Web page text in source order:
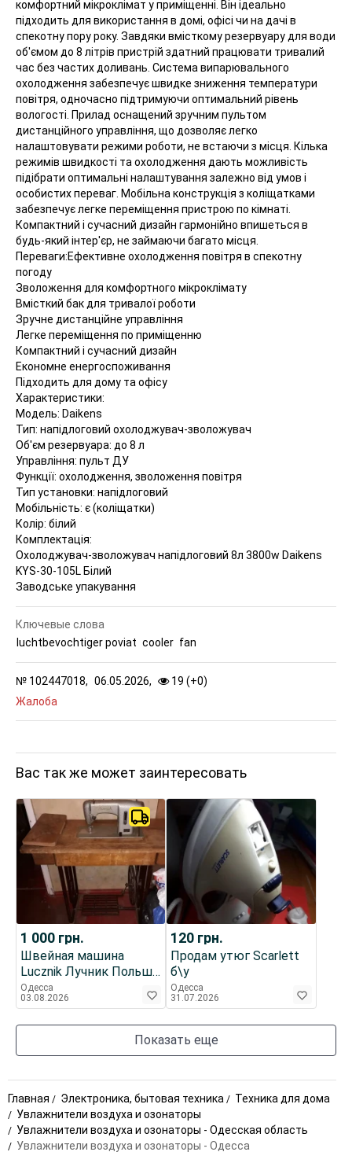
комфортний мікроклімат у приміщенні. Він ідеально
підходить для використання в домі, офісі чи на дачі в
спекотну пору року. Завдяки вмісткому резервуару для води
об'ємом до 8 літрів пристрій здатний працювати тривалий
час без частих доливань. Система випарювального
охолодження забезпечує швидке зниження температури
повітря, одночасно підтримуючи оптимальний рівень
вологості. Прилад оснащений зручним пультом
дистанційного управління, що дозволяє легко
налаштовувати режими роботи, не встаючи з місця. Кілька
режимів швидкості та охолодження дають можливість
підібрати оптимальні налаштування залежно від умов і
особистих переваг. Мобільна конструкція з коліщатками
забезпечує легке переміщення пристрою по кімнаті.
Компактний і сучасний дизайн гармонійно впишеться в
будь-який інтер'єр, не займаючи багато місця.
Переваги:Ефективне охолодження повітря в спекотну
погоду
Зволоження для комфортного мікроклімату
Вмісткий бак для тривалої роботи
Зручне дистанційне управління
Легке переміщення по приміщенню
Компактний і сучасний дизайн
Економне енергоспоживання
Підходить для дому та офісу
Характеристики:
Модель: Daikens
Тип: напідлоговий охолоджувач-зволожувач
Об'єм резервуара: до 8 л
Управління: пульт ДУ
Функції: охолодження, зволоження повітря
Тип установки: напідлоговий
Мобільність: є (коліщатки)
Колір: білий
Комплектація:
Охолоджувач-зволожувач напідлоговий 8л 3800w Daikens
KYS-30-105L Білий
Заводське упакування
№ 102447018, 06.05.2026, 19 (+0)
Жалоба
Ключевые слова
luchtbevochtiger poviat cooler fan
Вас так же может заинтересовать
1 000 грн.
Швейная машина
Lucznik Лучник Польша
ремонт пошив одежды
Одесса
03.08.2026
120 грн.
Продам утюг Scarlett
б\у
Одесса
31.07.2026
Показать еще
Главная Электроника, бытовая техника
Техника для дома
Увлажнители воздуха и озонаторы
Увлажнители воздуха и озонаторы - Одесская область
Увлажнители воздуха и озонаторы - Одесса